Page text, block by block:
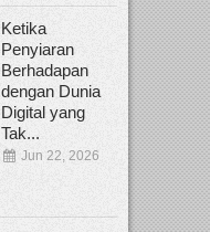
Ketika
Penyiaran
Berhadapan
dengan Dunia
Digital yang
Tak...
Jun 22, 2026